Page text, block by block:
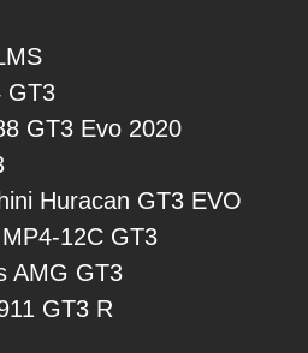
GT3
GT3 Evo 2020
Huracan GT3 EVO
12C GT3
AMG GT3
GT3 R